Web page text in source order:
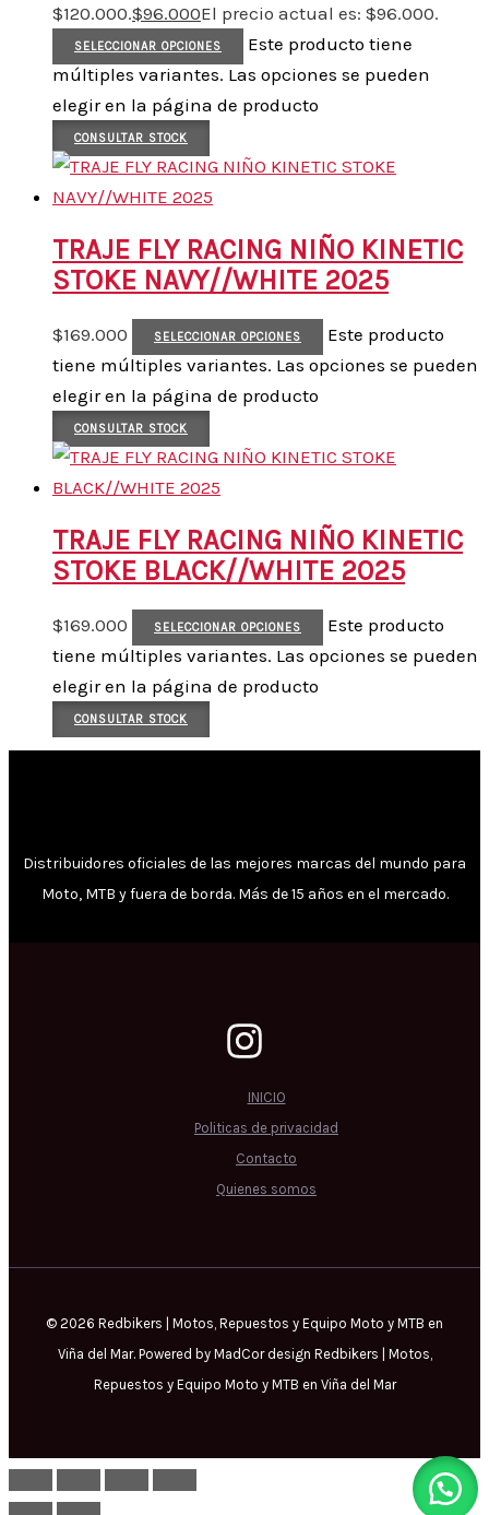
$120.000.$96.000El precio actual es: $96.000.
SELECCIONAR OPCIONES
Este producto tiene
múltiples variantes. Las opciones se pueden
elegir en la página de producto
CONSULTAR STOCK
TRAJE FLY RACING NIÑO KINETIC
STOKE NAVY//WHITE 2025
$169.000 SELECCIONAR OPCIONES
Este producto
tiene múltiples variantes. Las opciones se pueden
elegir en la página de producto
CONSULTAR STOCK
TRAJE FLY RACING NIÑO KINETIC
STOKE BLACK//WHITE 2025
$169.000 SELECCIONAR OPCIONES
Este producto
tiene múltiples variantes. Las opciones se pueden
elegir en la página de producto
CONSULTAR STOCK
Distribuidores oficiales de las mejores marcas del mundo para
Moto, MTB y fuera de borda. Más de 15 años en el mercado.
INICIO
Politicas de privacidad
Contacto
Quienes somos
© 2026 Redbikers | Motos, Repuestos y Equipo Moto y MTB en
Viña del Mar. Powered by MadCor design Redbikers | Motos,
Repuestos y Equipo Moto y MTB en Viña del Mar